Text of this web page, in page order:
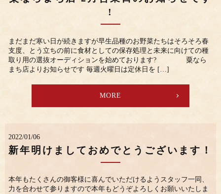
!
まだまだ寒い日が続きますが早生品種のお野菜たちはそろそろ春
支度、とう立ちの前に食材としての保存処理と未来に向けての種
取り用の選抜オーディションを始めております? 粟なら
まち店よりお知らせです 毎週火曜日は定休日を […]
MORE
2022/01/06
新年明けましておめでとうございます！
本年もたくさんの御客様に喜んでいただけるようスタッフ一同、
力を合わせて参りますので本年もどうぞよろしくお願いいたしま